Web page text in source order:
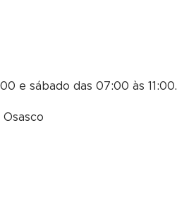
e sábado das 07:00 às 11:00.